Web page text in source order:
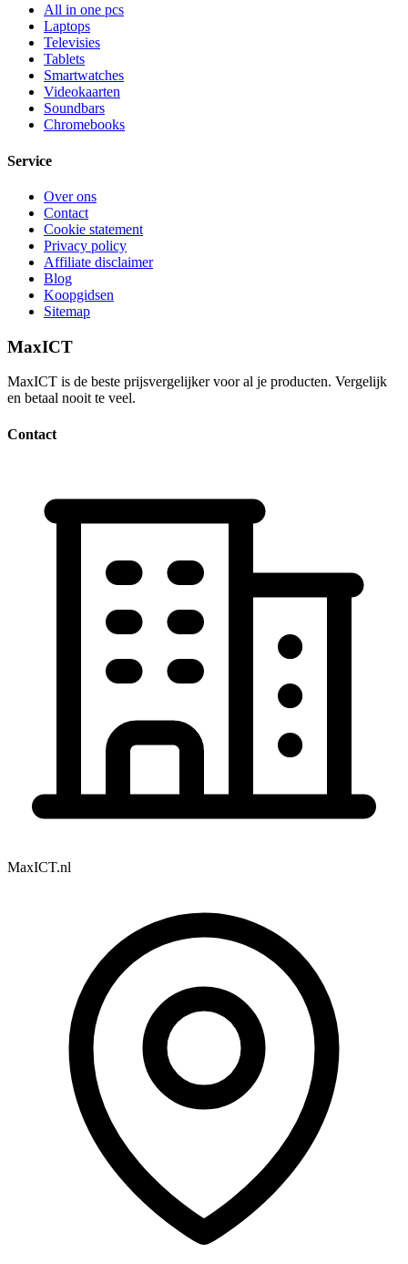
All in one pcs
Laptops
Televisies
Tablets
Smartwatches
Videokaarten
Soundbars
Chromebooks
Service
Over ons
Contact
Cookie statement
Privacy policy
Affiliate disclaimer
Blog
Koopgidsen
Sitemap
MaxICT
MaxICT is de beste prijsvergelijker voor al je producten. Vergelijk
en betaal nooit te veel.
Contact
MaxICT.nl